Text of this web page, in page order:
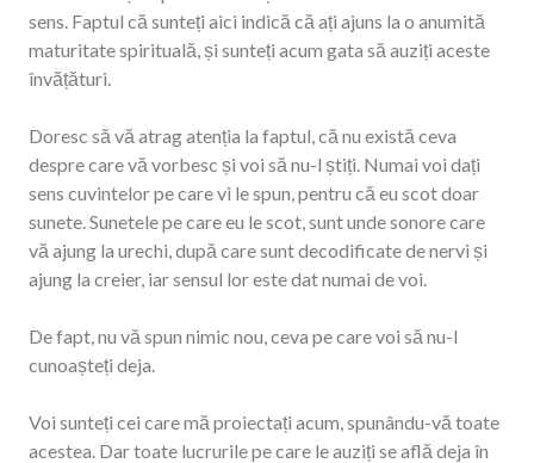
sens. Faptul că sunteți aici indică că ați ajuns la o anumită
maturitate spirituală, și sunteți acum gata să auziți aceste
învățături.
Doresc să vă atrag atenția la faptul, că nu există ceva
despre care vă vorbesc și voi să nu-l știți. Numai voi dați
sens cuvintelor pe care vi le spun, pentru că eu scot doar
sunete. Sunetele pe care eu le scot, sunt unde sonore care
vă ajung la urechi, după care sunt decodificate de nervi și
ajung la creier, iar sensul lor este dat numai de voi.
De fapt, nu vă spun nimic nou, ceva pe care voi să nu-l
cunoașteți deja.
Voi sunteți cei care mă proiectați acum, spunându-vă toate
acestea. Dar toate lucrurile pe care le auziți se află deja în